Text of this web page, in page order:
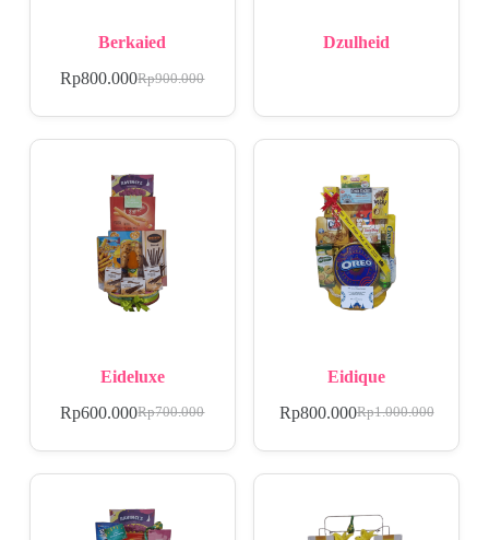
Berkaied
Rp900.000
Rp800.000
Dzulheid
Eideluxe
Rp700.000
Rp600.000
Eidique
Rp1.000.000
Rp800.000